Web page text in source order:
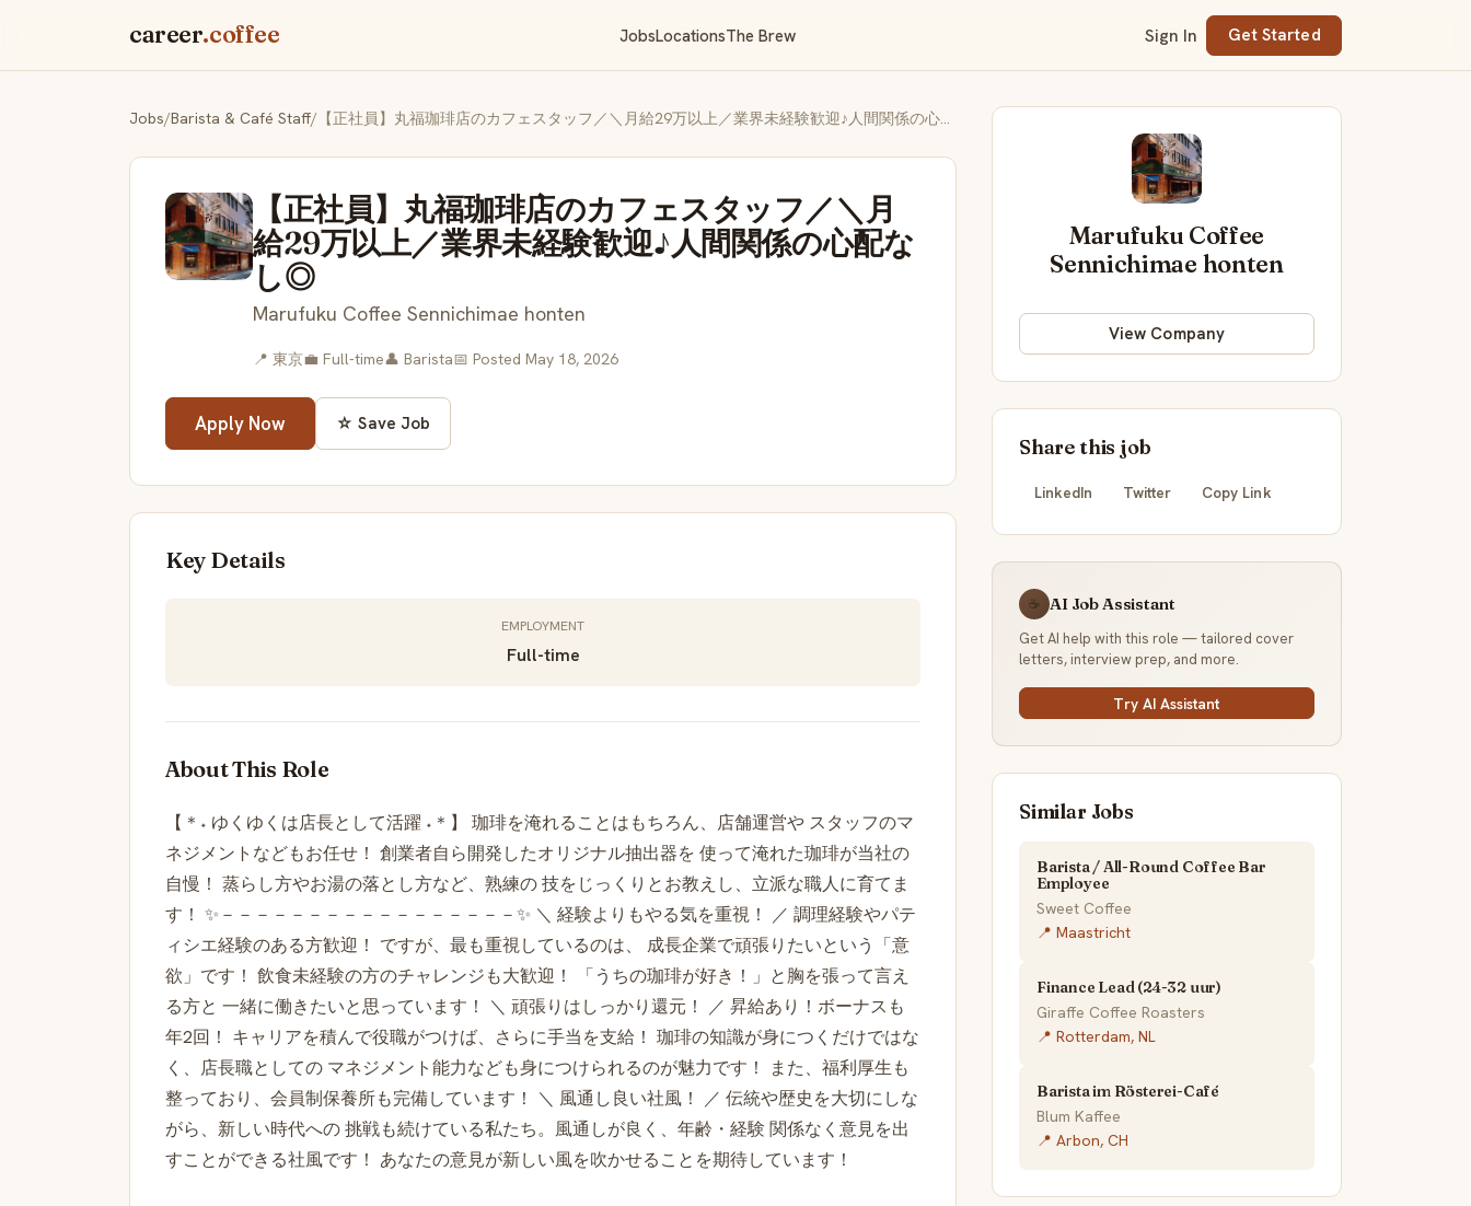
career.coffee JobsLocationsThe Brew Sign In Get Started
Jobs/Barista & Café Staff/ 【正社員】丸福珈琲店のカフェスタッフ／＼月給29万以上／業界未経験歓迎♪人間関係の心配なし◎
【正社員】丸福珈琲店のカフェスタッフ／＼月
給29万以上／業界未経験歓迎♪人間関係の心配な
し◎
Marufuku Coffee Sennichimae honten
📍 東京💼 Full-time👤 Barista📅 Posted May 18, 2026
Apply Now ☆ Save Job
Key Details
EMPLOYMENT
Full-time
About This Role
【＊˖ ゆくゆくは店長として活躍 ˖＊】 珈琲を淹れることはもちろん、店舗運営や スタッフのマ
ネジメントなどもお任せ！ 創業者自ら開発したオリジナル抽出器を 使って淹れた珈琲が当社の
自慢！ 蒸らし方やお湯の落とし方など、熟練の 技をじっくりとお教えし、立派な職人に育てま
す！ ✨－－－－－－－－－－－－－－－－－✨ ＼ 経験よりもやる気を重視！ ／ 調理経験やパテ
ィシエ経験のある方歓迎！ ですが、最も重視しているのは、 成長企業で頑張りたいという「意
欲」です！ 飲食未経験の方のチャレンジも大歓迎！ 「うちの珈琲が好き！」と胸を張って言え
る方と 一緒に働きたいと思っています！ ＼ 頑張りはしっかり還元！ ／ 昇給あり！ボーナスも
年2回！ キャリアを積んで役職がつけば、さらに手当を支給！ 珈琲の知識が身につくだけではな
く、店長職としての マネジメント能力なども身につけられるのが魅力です！ また、福利厚生も
整っており、会員制保養所も完備しています！ ＼ 風通し良い社風！ ／ 伝統や歴史を大切にしな
がら、新しい時代への 挑戦も続けている私たち。風通しが良く、年齢・経験 関係なく意見を出
すことができる社風です！ あなたの意見が新しい風を吹かせることを期待しています！
Marufuku Coffee
Sennichimae honten
View Company
Share this job
LinkedIn Twitter Copy Link
☕ AI Job Assistant
Get AI help with this role — tailored cover
letters, interview prep, and more.
Try AI Assistant
Similar Jobs
Barista / All-Round Coffee Bar
Employee
Sweet Coffee
📍 Maastricht
Finance Lead (24-32 uur)
Giraffe Coffee Roasters
📍 Rotterdam, NL
Barista im Rösterei-Café
Blum Kaffee
📍 Arbon, CH